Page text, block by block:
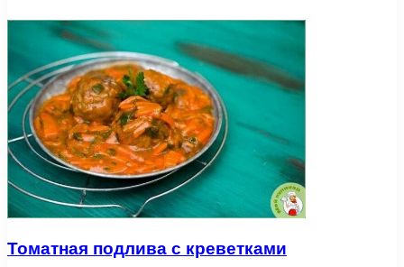
Томатная подлива с креветками